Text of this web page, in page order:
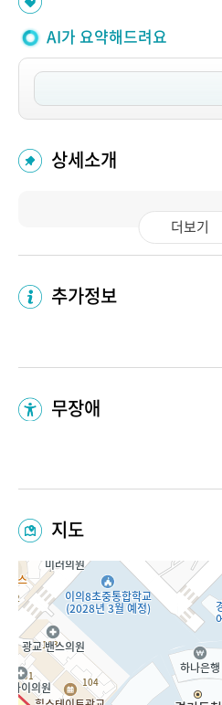
AI가 요약해드려요
상세소개
더보기
추가정보
무장애
지도